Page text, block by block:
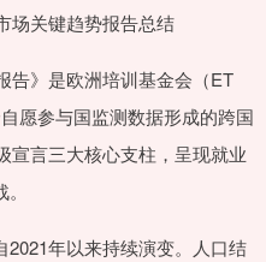
场关键趋势报告总结
告》是欧洲培训基金会（ET
愿参与国监测数据形成的跨国
宣言三大核心支柱，呈现就业
年以来持续演变。人口结